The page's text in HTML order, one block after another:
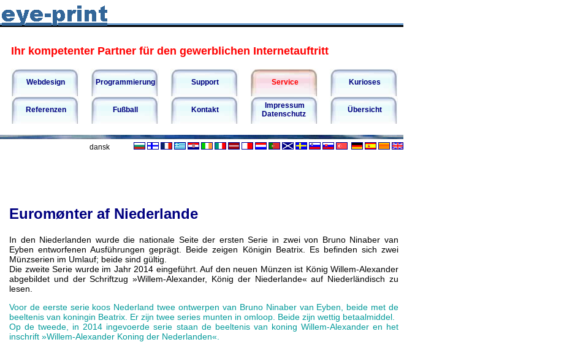
Ihr kompetenter Partner für den gewerblichen Internetauftritt
Webdesign Programmierung Support Service Kurioses
Referenzen Fußball Kontakt
Impressum
Datenschutz
Übersicht
dansk
Euromønter af Niederlande
In den Niederlanden wurde die nationale Seite der ersten Serie in zwei von Bruno Ninaber van
Eyben entworfenen Ausführungen geprägt. Beide zeigen Königin Beatrix. Es befinden sich zwei
Münzserien im Umlauf; beide sind gültig.
Die zweite Serie wurde im Jahr 2014 eingeführt. Auf den neuen Münzen ist König Willem-Alexander
abgebildet und der Schriftzug »Willem-Alexander, König der Niederlande« auf Niederländisch zu
lesen.
Voor de eerste serie koos Nederland twee ontwerpen van Bruno Ninaber van Eyben, beide met de
beeltenis van koningin Beatrix. Er zijn twee series munten in omloop. Beide zijn wettig betaalmiddel.
Op de tweede, in 2014 ingevoerde serie staan de beeltenis van koning Willem-Alexander en het
inschrift »Willem-Alexander Koning der Nederlanden«.